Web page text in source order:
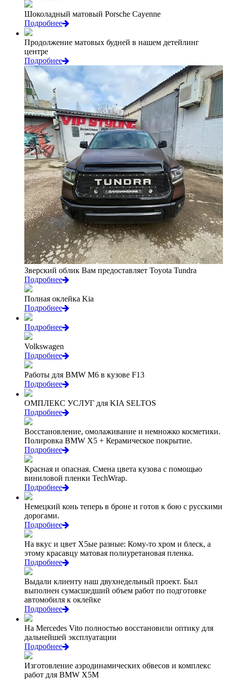
Шоколадный матовый Porsche Cayenne
Подробнее
Продолжение матовых будней в нашем детейлинг
центре
Подробнее
Зверский облик Вам предоставляет Toyota Tundra
Подробнее
Полная оклейка Kia
Подробнее
Подробнее
Volkswagen
Подробнее
Работы для BMW M6 в кузове F13
Подробнее
ОМПЛЕКС УСЛУГ для KIA SELTOS
Подробнее
Восстановление, омолаживание и немножко косметики.
Полировка BMW X5 + Керамическое покрытие.
Подробнее
Красная и опасная. Смена цвета кузова с помощью
виниловой пленки TechWrap.
Подробнее
Немецкий конь теперь в броне и готов к бою с русскими
дорогами.
Подробнее
На вкус и цвет Х5ые разные: Кому-то хром и блеск, а
этому красавцу матовая полиуретановая пленка.
Подробнее
Выдали клиенту наш двухнедельный проект. Был
выполнен сумасшедший объем работ по подготовке
автомобиля к оклейке
Подробнее
На Mercedes Vito полностью восстановили оптику для
дальнейшей эксплуатации
Подробнее
Изготовление аэродинамических обвесов и комплекс
работ для BMW X5M